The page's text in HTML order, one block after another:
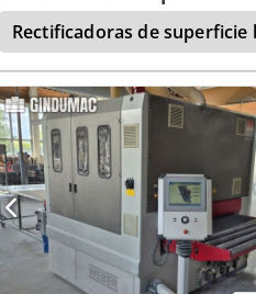
lijadora de banda
superiores y una unidad de
piezas metálicas de hasta 450
para la recogida de
revisado. Se puede
Rectificadoras de